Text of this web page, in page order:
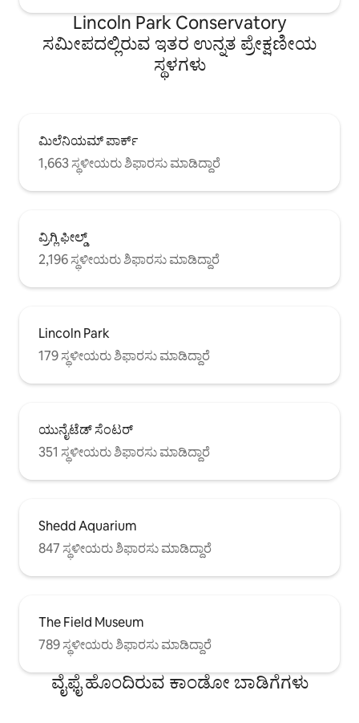
Lincoln Park Conservatory
ಸಮೀಪದಲ್ಲಿರುವ ಇತರ ಉನ್ನತ ಪ್ರೇಕ್ಷಣೀಯ
ಸ್ಥಳಗಳು
ಮಿಲೆನಿಯಮ್ ಪಾರ್ಕ್
1,663 ಸ್ಥಳೀಯರು ಶಿಫಾರಸು ಮಾಡಿದ್ದಾರೆ
ವ್ರಿಗ್ಲಿ ಫೀಲ್ಡ್
2,196 ಸ್ಥಳೀಯರು ಶಿಫಾರಸು ಮಾಡಿದ್ದಾರೆ
Lincoln Park
179 ಸ್ಥಳೀಯರು ಶಿಫಾರಸು ಮಾಡಿದ್ದಾರೆ
ಯುನೈಟೆಡ್ ಸೆಂಟರ್
351 ಸ್ಥಳೀಯರು ಶಿಫಾರಸು ಮಾಡಿದ್ದಾರೆ
Shedd Aquarium
847 ಸ್ಥಳೀಯರು ಶಿಫಾರಸು ಮಾಡಿದ್ದಾರೆ
The Field Museum
789 ಸ್ಥಳೀಯರು ಶಿಫಾರಸು ಮಾಡಿದ್ದಾರೆ
ವೈಫೈ ಹೊಂದಿರುವ ಕಾಂಡೋ ಬಾಡಿಗೆಗಳು